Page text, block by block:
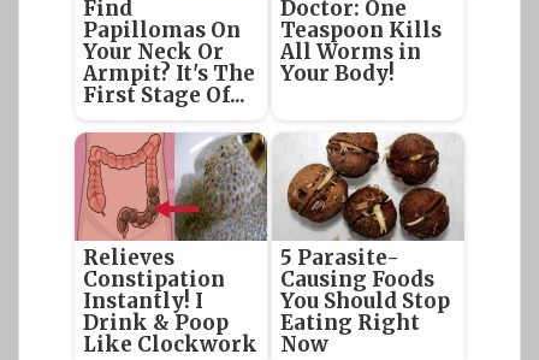
Find
Papillomas On
Your Neck Or
Armpit? It's The
First Stage Of...
Doctor: One
Teaspoon Kills
All Worms in
Your Body!
Relieves
Constipation
Instantly! I
Drink & Poop
Like Clockwork
5 Parasite-
Causing Foods
You Should Stop
Eating Right
Now